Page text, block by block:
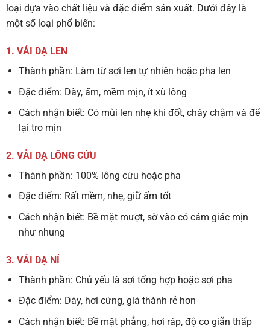
loại dựa vào chất liệu và đặc điểm sản xuất. Dưới đây là
một số loại phổ biến:
1. VẢI DẠ LEN
Thành phần: Làm từ sợi len tự nhiên hoặc pha len
Đặc điểm: Dày, ấm, mềm mịn, ít xù lông
Cách nhận biết: Có mùi len nhẹ khi đốt, cháy chậm và để
lại tro mịn
2. VẢI DẠ LÔNG CỪU
Thành phần: 100% lông cừu hoặc pha
Đặc điểm: Rất mềm, nhẹ, giữ ấm tốt
Cách nhận biết: Bề mặt mượt, sờ vào có cảm giác mịn
như nhung
3. VẢI DẠ NỈ
Thành phần: Chủ yếu là sợi tổng hợp hoặc sợi pha
Đặc điểm: Dày, hơi cứng, giá thành rẻ hơn
Cách nhận biết: Bề mặt phẳng, hơi ráp, độ co giãn thấp